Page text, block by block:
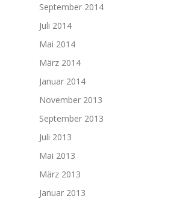
September 2014
Juli 2014
Mai 2014
März 2014
Januar 2014
November 2013
September 2013
Juli 2013
Mai 2013
März 2013
Januar 2013